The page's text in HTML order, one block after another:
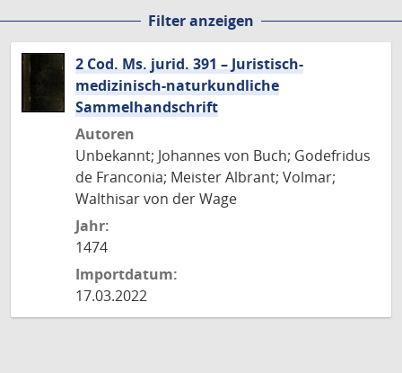
Filter anzeigen
2 Cod. Ms. jurid. 391 – Juristisch-
medizinisch-naturkundliche
Sammelhandschrift
Autoren
Unbekannt; Johannes von Buch; Godefridus
de Franconia; Meister Albrant; Volmar;
Walthisar von der Wage
Jahr:
1474
Importdatum:
17.03.2022